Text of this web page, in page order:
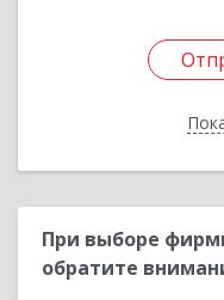
При выборе
обратите